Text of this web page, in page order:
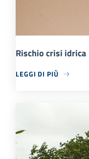
Rischio crisi idrica
LEGGI DI PIÙ